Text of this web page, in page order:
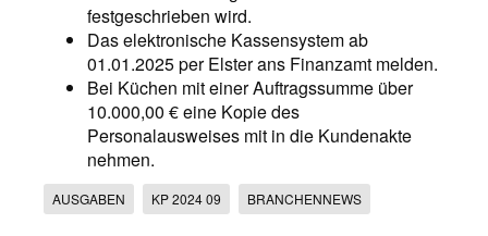
festgeschrieben wird.
Das elektronische Kassensystem ab
01.01.2025 per Elster ans Finanzamt melden.
Bei Küchen mit einer Auftragssumme über
10.000,00 € eine Kopie des
Personalausweises mit in die Kundenakte
nehmen.
AUSGABEN KP 2024 09 BRANCHENNEWS